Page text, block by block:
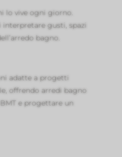
lo vive ogni giorno.
interpretare gusti, spazi
bagno.
adatte a progetti
offrendo arredi bagno
e progettare un